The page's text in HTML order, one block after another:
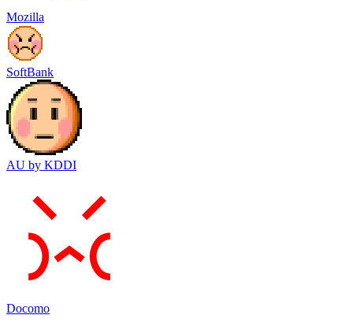
Mozilla
SoftBank
AU by KDDI
Docomo